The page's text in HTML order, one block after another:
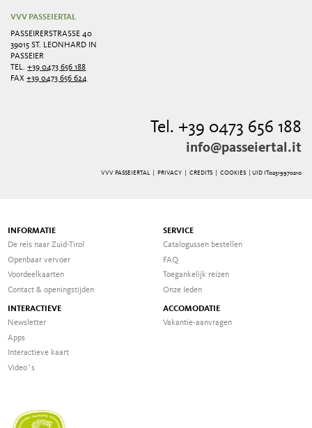
VVV PASSEIERTAL
PASSEIRERSTRASSE 40
39015 ST. LEONHARD IN
PASSEIER
TEL.+39 0473 656 188
FAX+39 0473 656 624
Tel. +39 0473 656 188
info@passeiertal.it
VVV PASSEIERTAL | PRIVACY| CREDITS| COOKIES | UID IT02519970210
INFORMATIE
De reis naar Zuid-Tirol
Openbaar vervoer
Voordeelkaarten
Contact & openingstijden
SERVICE
Catalogussen bestellen
FAQ
Toegankelijk reizen
Onze Ieden
INTERACTIEVE
Newsletter
Apps
Interactieve kaart
Video`s
ACCOMODATIE
Vakantie-aanvragen